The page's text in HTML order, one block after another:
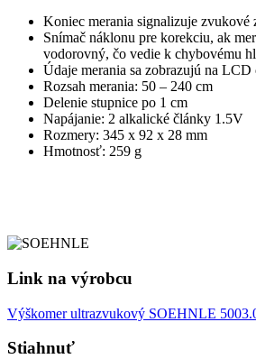
Koniec merania signalizuje zvukové
Snímač náklonu pre korekciu, ak
vodorovný, čo vedie k chybovému
Údaje merania sa zobrazujú na
Rozsah merania: 50 – 240 cm
Delenie stupnice po 1 cm
Napájanie: 2 alkalické články 1.5V
Rozmery: 345 x 92 x 28 mm
Hmotnosť: 259 g
Link na výrobcu
Výškomer ultrazvukový SOEHNLE
Stiahnuť